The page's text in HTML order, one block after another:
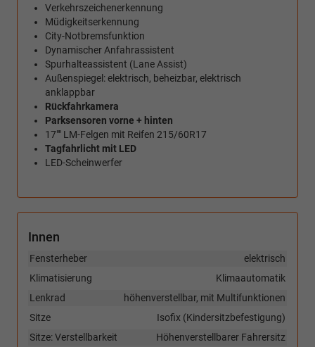
Verkehrszeichenerkennung
Müdigkeitserkennung
City-Notbremsfunktion
Dynamischer Anfahrassistent
Spurhalteassistent (Lane Assist)
Außenspiegel: elektrisch, beheizbar, elektrisch
anklappbar
Rückfahrkamera
Parksensoren vorne + hinten
17"" LM-Felgen mit Reifen 215/60R17
Tagfahrlicht mit LED
LED-Scheinwerfer
Innen
elektrisch
Fensterheber
Klimaautomatik
Klimatisierung
höhenverstellbar, mit Multifunktionen
Lenkrad
Isofix (Kindersitzbefestigung)
Sitze
Höhenverstellbarer Fahrersitz
Sitze: Verstellbarkeit